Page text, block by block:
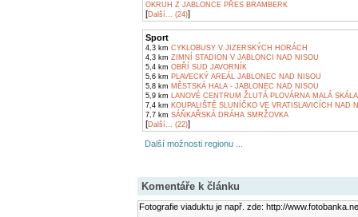
OKRUH Z JABLONCE PŘES BRAMBERK
[Další... (24)]
Sport
4,3 km CYKLOBUSY V JIZERSKÝCH HORÁCH
4,3 km ZIMNÍ STADION V JABLONCI NAD NISOU
5,4 km OBŘÍ SUD JAVORNÍK
5,6 km PLAVECKÝ AREÁL JABLONEC NAD NISOU
5,8 km MĚSTSKÁ HALA - JABLONEC NAD NISOU
5,9 km LANOVÉ CENTRUM ŽLUTÁ PLOVÁRNA MALÁ SKÁLA
7,4 km KOUPALIŠTĚ SLUNÍČKO VE VRATISLAVICÍCH NAD
7,7 km SÁŇKAŘSKÁ DRÁHA SMRŽOVKA
[Další... (22)]
Další možnosti regionu ...
Komentáře k článku
Fotografie viaduktu je např. zde: http://